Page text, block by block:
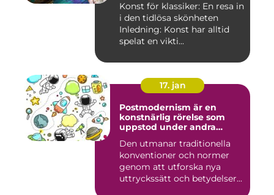
Konst för klassiker: En resa in
i den tidlösa skönheten
Inledning: Konst har alltid
spelat en vikti...
17. jan
Postmodernism är en
konstnärlig rörelse som
uppstod under andra
fortsätter att påverka
samtida konstvärlden
Den utmanar traditionella
konventioner och normer
genom att utforska nya
uttryckssätt och betydelser...